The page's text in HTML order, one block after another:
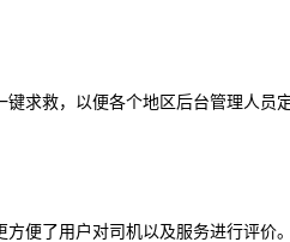
求救，以便各个地区后台管理人员
便了用户对司机以及服务进行评价。